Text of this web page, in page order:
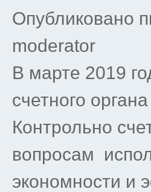
Опубликовано
moderator
В марте 2019
счетного
Контрольно
вопросам
экономности и